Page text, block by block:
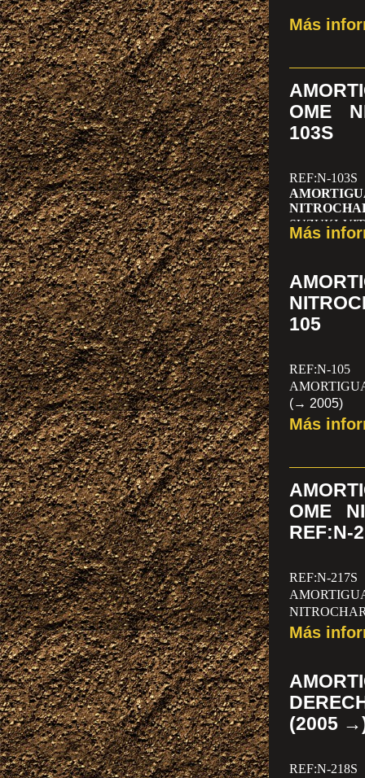
Más
OME
103S
REF:N-103S
SUZUKI
2005)
Más
105
REF:N-105
(→ 2005)
SUZUKI
Más
OME
REF:N-
REF:N-217S
SUZUKI
Más
(2005
REF:N-218S